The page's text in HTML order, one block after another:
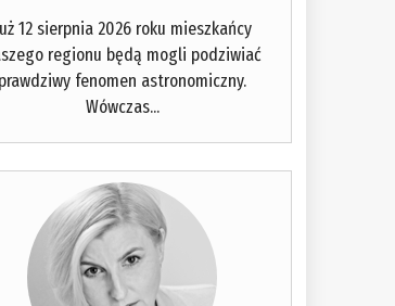
12 sierpnia 2026 roku mieszkańcy
regionu będą mogli podziwiać
prawdziwy fenomen astronomiczny.
Wówczas...